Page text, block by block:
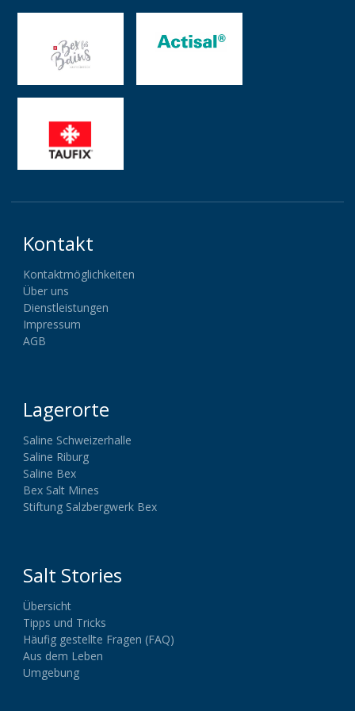
Kontakt
Kontaktmöglichkeiten
Über uns
Dienstleistungen
Impressum
AGB
Lagerorte
Saline Schweizerhalle
Saline Riburg
Saline Bex
Bex Salt Mines
Stiftung Salzbergwerk Bex
Salt Stories
Übersicht
Tipps und Tricks
Häufig gestellte Fragen (FAQ)
Aus dem Leben
Umgebung